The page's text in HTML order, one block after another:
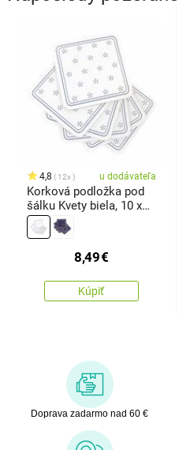
4,8 12x u dodávateľa
Korková podložka pod
šálku Kvety biela, 10 x
10 cm, sada 6 ks
8,49€
Kúpiť
Doprava zadarmo nad 60 €